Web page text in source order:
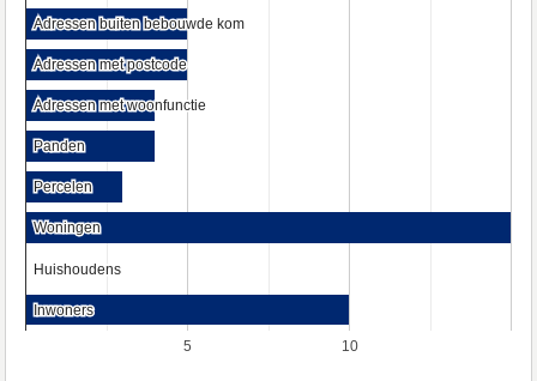
5 10
Adressen buiten bebouwde kom
Adressen buiten bebouwde kom
Adressen met postcode
Adressen met postcode
Adressen met woonfunctie
Adressen met woonfunctie
Panden
Panden
Percelen
Percelen
Woningen
Woningen
Huishoudens
Huishoudens
Inwoners
Inwoners